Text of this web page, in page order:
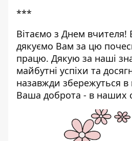
***
Вітаємо з Днем вчителя!
дякуємо Вам за цю
працю. Дякую за наші
майбутні успіхи та
назавжди збережуться
Ваша доброта - в наших